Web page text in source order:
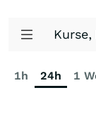
1h 24h 1